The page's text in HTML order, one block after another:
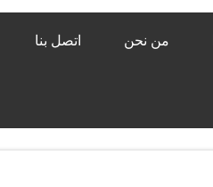
من نحن اتصل بنا